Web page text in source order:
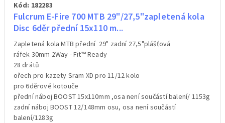
Kód: 182283
Fulcrum E-Fire 700 MTB 29"/27,5"zapletená kola
Disc 6děr přední 15x110 m...
Zapletená kola MTB přední 29" zadní 27,5"plášťová
ráfek 30mm 2Way - Fit™ Ready
28 drátů
ořech pro kazety Sram XD pro 11/12 kolo
pro 6děrové kotouče
přední náboj BOOST 15x110mm ,osa není součástí balení/ 1153g
zadní náboj BOOST 12/148mm osu, osa není součástí
balení/1283g